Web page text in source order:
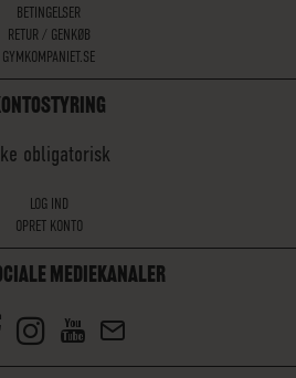
BETINGELSER
RETUR / GENKØB
GYMKOMPANIET.SE
obligatorisk
LOG IND
OPRET KONTO
MEDIEKANALER